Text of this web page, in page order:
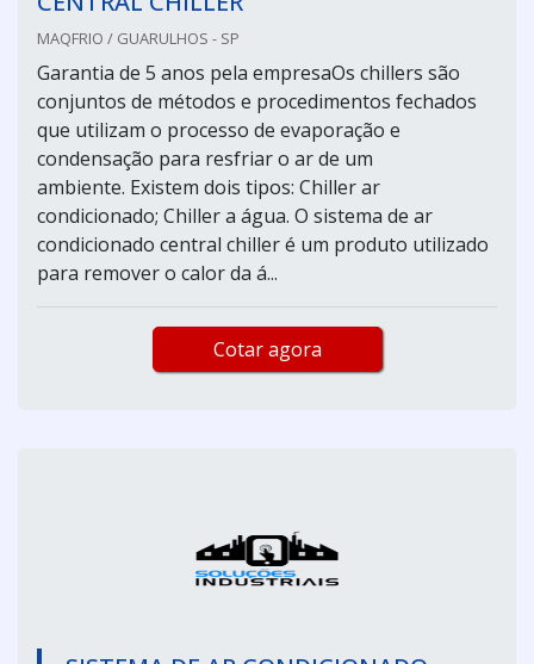
MAQFRIO / GUARULHOS - SP
Garantia de 5 anos pela empresaOs chillers são
conjuntos de métodos e procedimentos fechados
que utilizam o processo de evaporação e
condensação para resfriar o ar de um
ambiente. Existem dois tipos: Chiller ar
condicionado; Chiller a água. O sistema de ar
condicionado central chiller é um produto utilizado
para remover o calor da á...
Cotar agora